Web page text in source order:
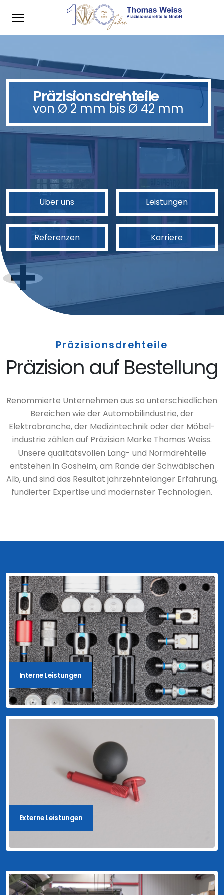
Toggle main menu visibility
Präzisionsdrehteile
von Ø 2 mm bis Ø 42 mm
Über uns Leistungen
Referenzen Karriere
Präzisionsdrehteile
Präzision auf Bestellung
Renommierte Unternehmen aus so unterschiedlichen
Bereichen wie der Automobil­industrie, der
Elektrobranche, der Medizintechnik oder der Möbel­
industrie zählen auf Präzision Marke Thomas Weiss.
Unsere qualitätsvollen Lang- und Normdrehteile
entstehen in Gosheim, am Rande der Schwäbischen
Alb, und sind das Resultat jahrzehntelanger Erfahrung,
fundierter Expertise und modernster Technologien.
Interne Leistungen
Externe Leistungen